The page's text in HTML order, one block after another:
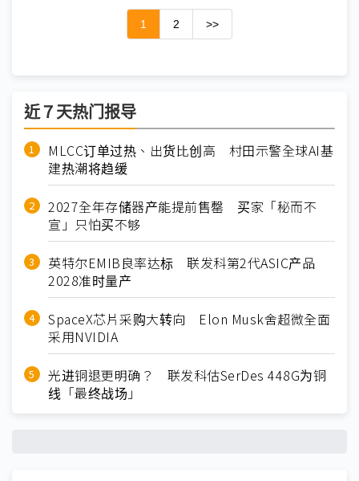
1 2 >>
近７天热门报导
MLCC订单过热、出货比创高 村田示警全球AI基
建热潮将趋缓
2027全年存储器产能提前售罄 买家「秘而不
宣」只怕买不够
英特尔EMIB良率达标 联发科第2代ASIC产品
2028准时量产
SpaceX芯片采购大转向 Elon Musk舍超微全面
采用NVIDIA
光进铜退更明确？ 联发科估SerDes 448G为铜
线「最终战场」